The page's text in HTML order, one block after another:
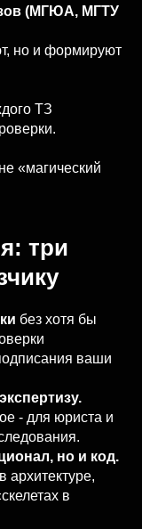
(МГЮА, МГТУ
но и формируют
ТЗ
«магический
три
без хотя бы
ваши
- для юриста и
но и код.
в